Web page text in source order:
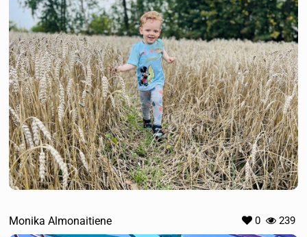
Monika Almonaitiene 0 239